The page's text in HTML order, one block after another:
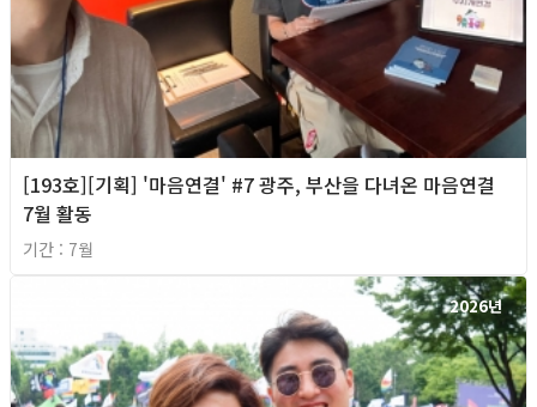
[193호][기획] '마음연결' #7 광주, 부산을 다녀온 마음연결
7월 활동
기간 : 7월
2026년